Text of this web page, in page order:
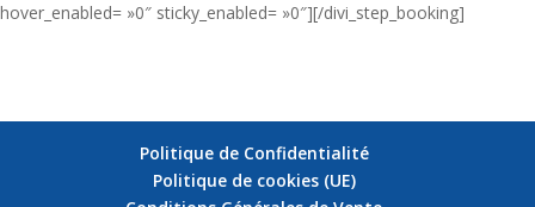
hover_enabled= »0″ sticky_enabled= »0″][/divi_step_booking]
Politique de Confidentialité
Politique de cookies (UE)